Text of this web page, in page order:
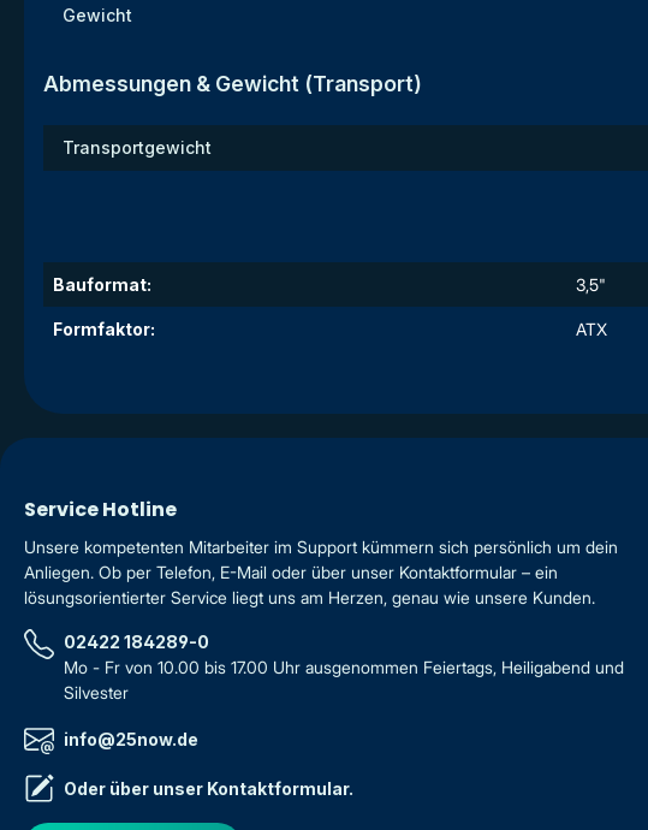
Gewicht
Abmessungen & Gewicht (Transport)
Transportgewicht
Bauformat: 3,5"
Formfaktor: ATX
Service Hotline
Unsere kompetenten Mitarbeiter im Support kümmern sich persönlich um dein
Anliegen. Ob per Telefon, E-Mail oder über unser Kontaktformular – ein
lösungsorientierter Service liegt uns am Herzen, genau wie unsere Kunden.
02422 184289-0
Mo - Fr von 10.00 bis 17.00 Uhr ausgenommen Feiertags, Heiligabend und
Silvester
info@25now.de
Oder über unser Kontaktformular.